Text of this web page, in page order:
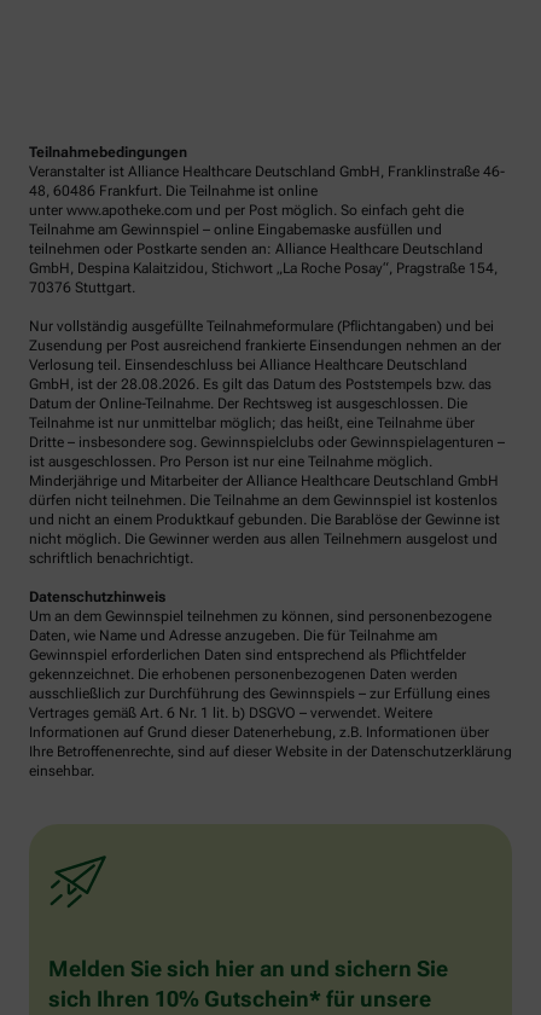
Teilnahmebedingungen
Veranstalter ist Alliance Healthcare Deutschland GmbH, Franklinstraße 46-
48, 60486 Frankfurt. Die Teilnahme ist online
unter www.apotheke.com und per Post möglich. So einfach geht die
Teilnahme am Gewinnspiel – online Eingabemaske ausfüllen und
teilnehmen oder Postkarte senden an: Alliance Healthcare Deutschland
GmbH, Despina Kalaitzidou, Stichwort „La Roche Posay“, Pragstraße 154,
70376 Stuttgart.
Nur vollständig ausgefüllte Teilnahmeformulare (Pflichtangaben) und bei
Zusendung per Post ausreichend frankierte Einsendungen nehmen an der
Verlosung teil. Einsendeschluss bei Alliance Healthcare Deutschland
GmbH, ist der 28.08.2026. Es gilt das Datum des Poststempels bzw. das
Datum der Online-Teilnahme. Der Rechtsweg ist ausgeschlossen. Die
Teilnahme ist nur unmittelbar möglich; das heißt, eine Teilnahme über
Dritte – insbesondere sog. Gewinnspielclubs oder Gewinnspielagenturen –
ist ausgeschlossen. Pro Person ist nur eine Teilnahme möglich.
Minderjährige und Mitarbeiter der Alliance Healthcare Deutschland GmbH
dürfen nicht teilnehmen. Die Teilnahme an dem Gewinnspiel ist kostenlos
und nicht an einem Produktkauf gebunden. Die Barablöse der Gewinne ist
nicht möglich. Die Gewinner werden aus allen Teilnehmern ausgelost und
schriftlich benachrichtigt.
Datenschutzhinweis
Um an dem Gewinnspiel teilnehmen zu können, sind personenbezogene
Daten, wie Name und Adresse anzugeben. Die für Teilnahme am
Gewinnspiel erforderlichen Daten sind entsprechend als Pflichtfelder
gekennzeichnet. Die erhobenen personenbezogenen Daten werden
ausschließlich zur Durchführung des Gewinnspiels – zur Erfüllung eines
Vertrages gemäß Art. 6 Nr. 1 lit. b) DSGVO – verwendet. Weitere
Informationen auf Grund dieser Datenerhebung, z.B. Informationen über
Ihre Betroffenenrechte, sind auf dieser Website in der Datenschutzerklärung
einsehbar.
Melden Sie sich hier an und sichern Sie
sich Ihren 10% Gutschein* für unsere